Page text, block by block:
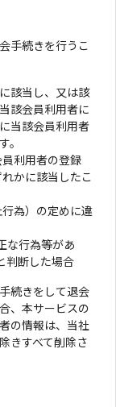
手続きを行うこ
該当し、又は該
該会員利用者に
当該会員利用者
。
利用者の登録
かに該当したこ
為）の定めに違
な行為等があ
判断した場合
続きをして退会
、本サービスの
の情報は、当社
きすべて削除さ